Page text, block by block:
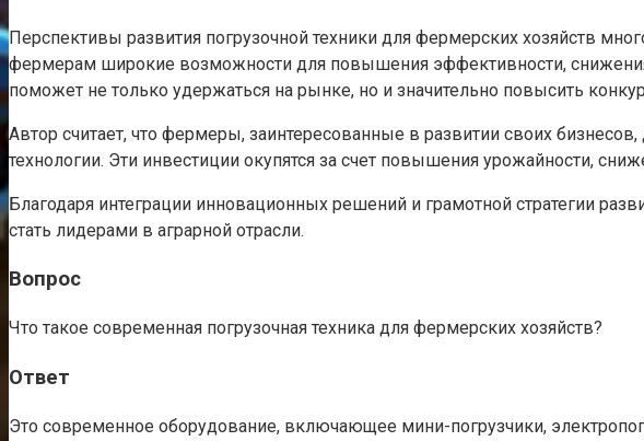
Перспективы развития погрузочной техники для фермерских хозяйств
фермерам широкие возможности для повышения эффективности,
поможет не только удержаться на рынке, но и значительно повысить
Автор считает, что фермеры, заинтересованные в развитии своих
технологии. Эти инвестиции окупятся за счет повышения урожайности,
Благодаря интеграции инновационных решений и грамотной стратегии
стать лидерами в аграрной отрасли.
Вопрос
Что такое современная погрузочная техника для фермерских хозяйств?
Ответ
Это современное оборудование, включающее мини-погрузчики,